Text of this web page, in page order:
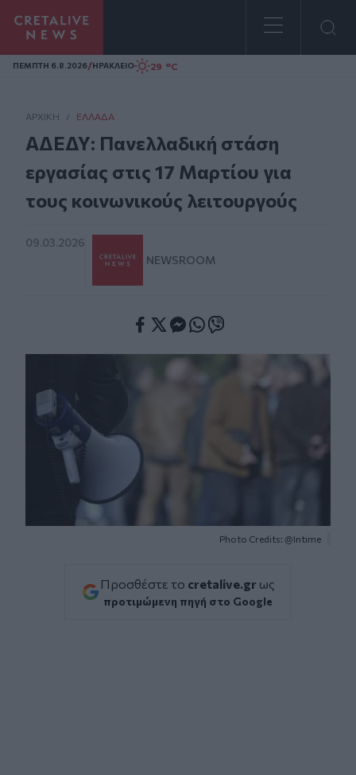
Homepage
ΠΕΜΠΤΗ 6.8.2026/ΗΡΑΚΛΕΙΟ 29 °C
ΑΡΧΙΚΗ / ΕΛΛΆΔΑ
ΑΔΕΔΥ: Πανελλαδική στάση
εργασίας στις 17 Μαρτίου για
τους κοινωνικούς λειτουργούς
09.03.2026
NEWSROOM
Photo Credits: @Intime
Προσθέστε το cretalive.gr ως
προτιμώμενη πηγή στο Google